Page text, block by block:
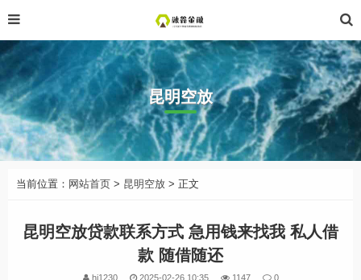
昆明空放
当前位置： 网站首页 > 昆明空放 > 正文
昆明空放贷款联系方式 急用钱来找我 私人借
款 随借随还
hi1230 2025-02-26 10:35 1147 0